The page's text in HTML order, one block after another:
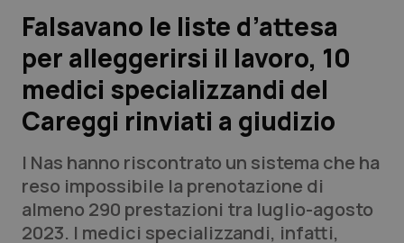
Lavoro e Professioni
Scienza e Farmaci
Studi e Analisi
Lettere al direttore
Edizioni Regionali
Falsavano le liste d’attesa
per alleggerirsi il lavoro, 10
medici specializzandi del
Careggi rinviati a giudizio
I Nas hanno riscontrato un sistema che ha
reso impossibile la prenotazione di
almeno 290 prestazioni tra luglio-agosto
2023. I medici specializzandi, infatti,